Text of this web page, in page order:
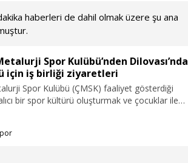
haberleri de dahil olmak üzere şu ana
Spor Kulübü’nden Dilovası’nda
için iş birliği ziyaretleri
Spor Kulübü (ÇMSK) faaliyet gösterdiği
bir spor kültürü oluşturmak ve çocuklar ile